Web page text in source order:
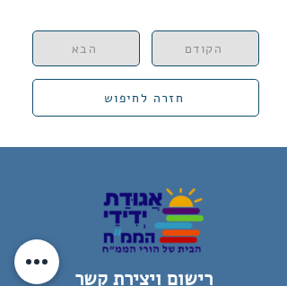
הקודם הבא
חזרה לחיפוש
רישום ויצירת קשר